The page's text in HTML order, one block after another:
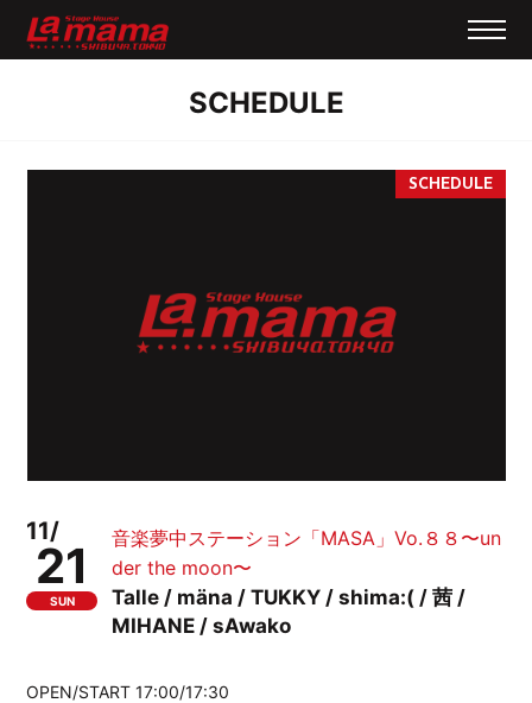
SCHEDULE
11/
21
SUN
音楽夢中ステーション「MASA」Vo.８８〜un
der the moon〜
Talle / mäna / TUKKY / shima:( / 茜 /
MIHANE / sAwako
OPEN/START 17:00/17:30